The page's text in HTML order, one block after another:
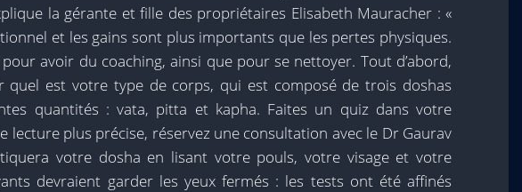
la gérante et fille des propriétaires Elisabeth Mauracher : «
et les gains sont plus importants que les pertes physiques.
avoir du coaching, ainsi que pour se nettoyer. Tout d’abord,
quel est votre type de corps, qui est composé de trois doshas
quantités : vata, pitta et kapha. Faites un quiz dans votre
lecture plus précise, réservez une consultation avec le Dr Gaurav
votre dosha en lisant votre pouls, votre visage et votre
devraient garder les yeux fermés : les tests ont été affinés